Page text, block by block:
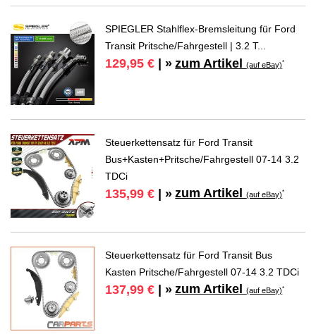
SPIEGLER Stahlflex-Bremsleitung für Ford
Transit Pritsche/Fahrgestell | 3.2 T...
129,95 € | » zum Artikel(auf eBay)*
Steuerkettensatz für Ford Transit
Bus+Kasten+Pritsche/Fahrgestell 07-14 3.2
TDCi
135,99 € | » zum Artikel(auf eBay)*
Steuerkettensatz für Ford Transit Bus
Kasten Pritsche/Fahrgestell 07-14 3.2 TDCi
137,99 € | » zum Artikel(auf eBay)*